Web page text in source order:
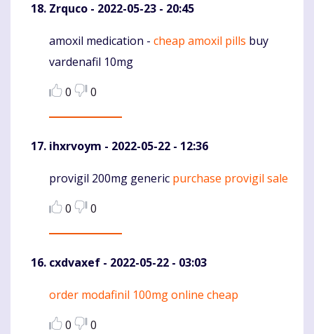
Zrquco - 2022-05-23 - 20:45
Komentaras
amoxil medication - cheap amoxil pills buy
vardenafil 10mg
0
0
ihxrvoym - 2022-05-22 - 12:36
Komentaras
provigil 200mg generic purchase provigil sale
0
0
cxdvaxef - 2022-05-22 - 03:03
Komentaras
order modafinil 100mg online cheap
0
0